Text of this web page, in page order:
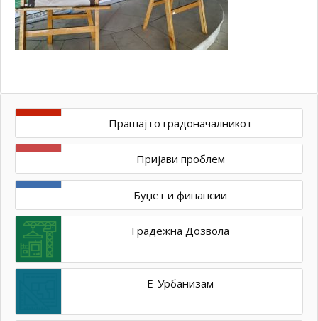
Прашај го градоначалникот
Пријави проблем
Буџет и финансии
Градежна Дозвола
Е-Урбанизам